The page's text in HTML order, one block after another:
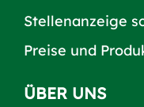
Stellenanzeige
Preise und
ÜBER UNS